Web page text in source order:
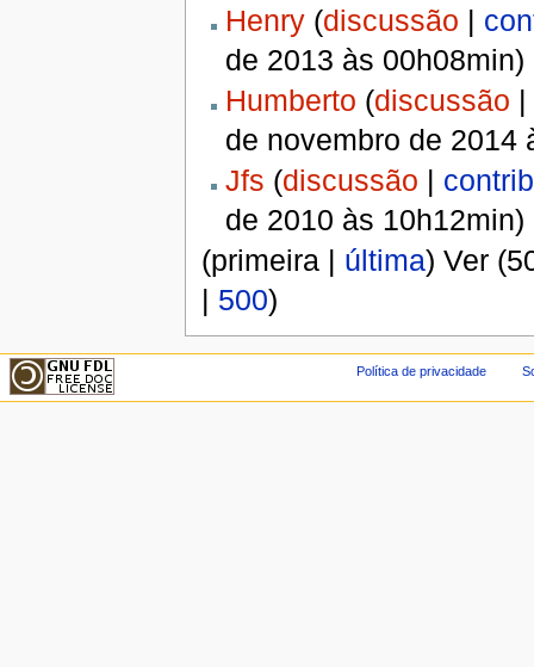
Henry (discussão |
de 2013 às 00h08min)
Humberto (discussão |
de novembro de 2014
Jfs (discussão |
de 2010 às 10h12min)
(primeira | última) Ver
| 500)
Política de privacidade